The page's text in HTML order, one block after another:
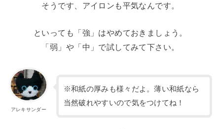
そうです、アイロンも平気なんです。
といっても「強」はやめておきましょう。
「弱」や「中」で試してみて下さい。
アレキサンダー
※和紙の厚みも様々だよ。薄い和紙なら
当然破れやすいので気をつけてね！